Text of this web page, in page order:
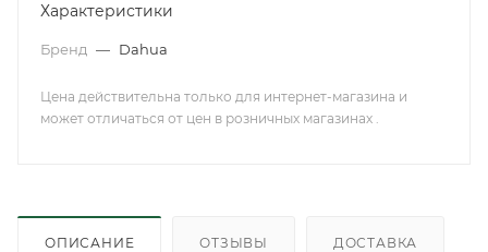
Характеристики
Бренд — Dahua
Цена действительна только для интернет-магазина и
может отличаться от цен в розничных магазинах .
ОПИСАНИЕ ОТЗЫВЫ ДОСТАВКА